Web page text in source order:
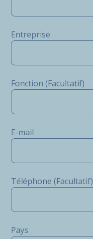
Entreprise
Fonction (Facultatif)
E-mail
Téléphone (Facultatif)
Pays